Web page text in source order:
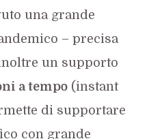
una grande
– precisa
un supporto
a tempo(instant
di supportare
con grande